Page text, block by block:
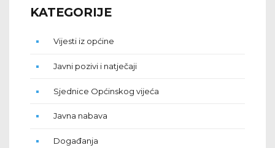
KATEGORIJE
Vijesti iz općine
Javni pozivi i natječaji
Sjednice Općinskog vijeća
Javna nabava
Događanja